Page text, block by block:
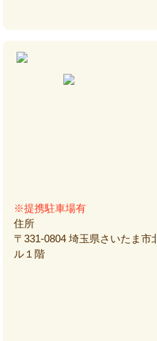
※提携駐車場有
住所
〒331-0804 埼玉県さいたま
ル１階